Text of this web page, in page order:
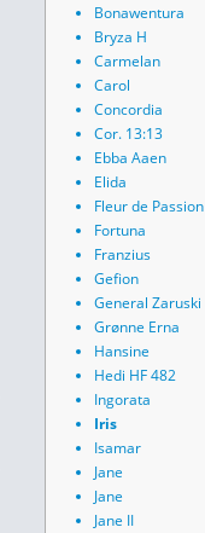
Bonawentura
Bryza H
Carmelan
Carol
Concordia
Cor. 13:13
Ebba Aaen
Elida
Fleur de Passion
Fortuna
Franzius
Gefion
General Zaruski
Grønne Erna
Hansine
Hedi HF 482
Ingorata
Iris
Isamar
Jane
Jane
Jane II